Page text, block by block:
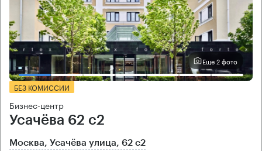
Еще 2 фото
БЕЗ КОМИССИИ
Бизнес-центр
Усачёва 62 с2
Москва, Усачёва улица, 62 с2